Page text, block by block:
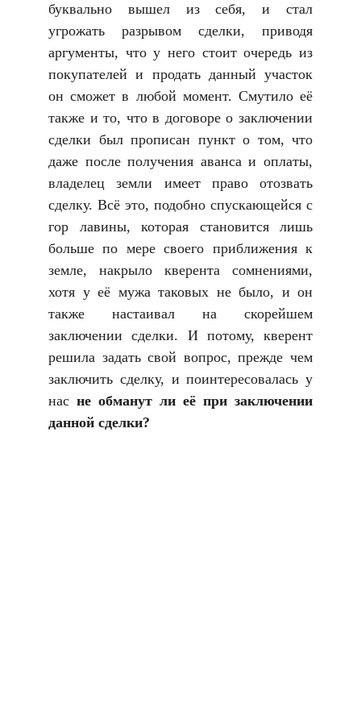
буквально вышел из себя, и стал
угрожать разрывом сделки, приводя
аргументы, что у него стоит очередь из
покупателей и продать данный участок
он сможет в любой момент. Смутило её
также и то, что в договоре о заключении
сделки был прописан пункт о том, что
даже после получения аванса и оплаты,
владелец земли имеет право отозвать
сделку. Всё это, подобно спускающейся с
гор лавины, которая становится лишь
больше по мере своего приближения к
земле, накрыло кверента сомнениями,
хотя у её мужа таковых не было, и он
также настаивал на скорейшем
заключении сделки. И потому, кверент
решила задать свой вопрос, прежде чем
заключить сделку, и поинтересовалась у
нас не обманут ли её при заключении
данной сделки?